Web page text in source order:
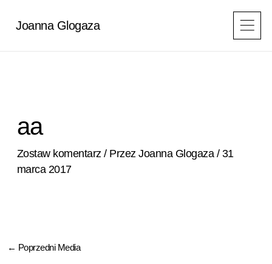
Joanna Glogaza
aa
Zostaw komentarz / PrzezJoanna Glogaza / 31
marca 2017
← Poprzedni Media